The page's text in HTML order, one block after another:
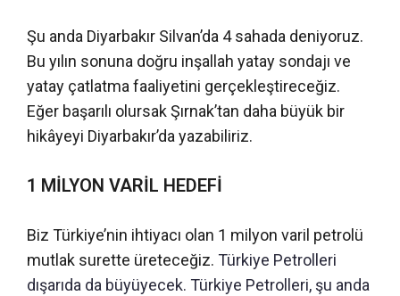
Şu anda Diyarbakır Silvan’da 4 sahada deniyoruz.
Bu yılın sonuna doğru inşallah yatay sondajı ve
yatay çatlatma faaliyetini gerçekleştireceğiz.
Eğer başarılı olursak Şırnak’tan daha büyük bir
hikâyeyi Diyarbakır’da yazabiliriz.
1 MİLYON VARİL HEDEFİ
Biz Türkiye’nin ihtiyacı olan 1 milyon varil petrolü
mutlak surette üreteceğiz. Türkiye Petrolleri
dışarıda da büyüyecek. Türkiye Petrolleri, şu anda